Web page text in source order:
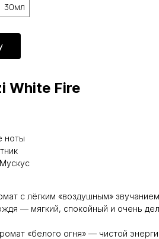
30мл
White Fire
ноты
с лёгким «воздушным»
— мягкий, спокойный и очень
«белого огня» — чистой